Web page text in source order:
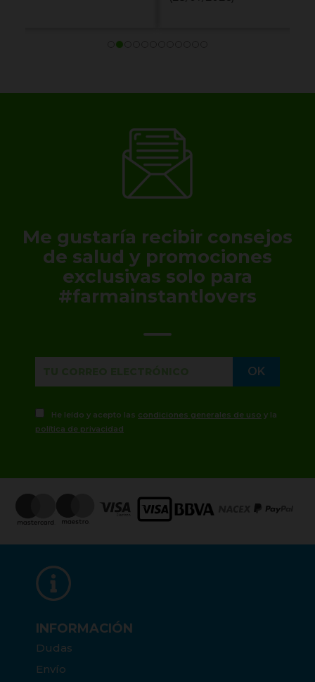
Me gustaría recibir consejos
de salud y promociones
exclusivas solo para
#farmainstantlovers
He leído y acepto las condiciones generales de uso y la
política de privacidad
INFORMACIÓN
Dudas
Envío